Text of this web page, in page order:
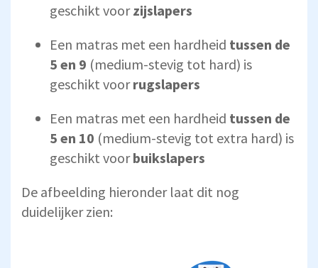
geschikt voorzijslapers
Een matras met een hardheid tussen de
5 en 9 (medium-stevig tot hard) is
geschikt voorrugslapers
Een matras met een hardheid tussen de
5 en 10 (medium-stevig tot extra hard) is
geschikt voorbuikslapers
De afbeelding hieronder laat dit nog
duidelijker zien: